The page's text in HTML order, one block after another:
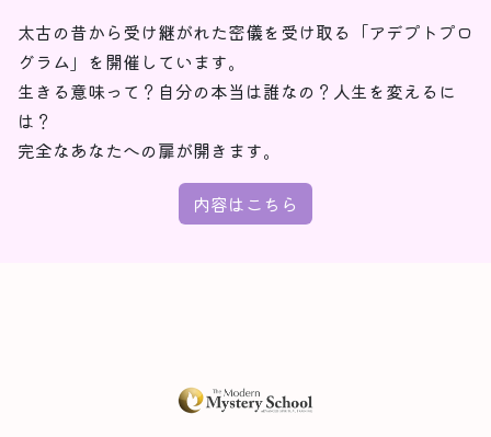
太古の昔から受け継がれた密儀を受け取る「アデプトプロ
グラム」を開催しています。
生きる意味って？自分の本当は誰なの？人生を変えるに
は？
完全なあなたへの扉が開きます。
内容はこちら